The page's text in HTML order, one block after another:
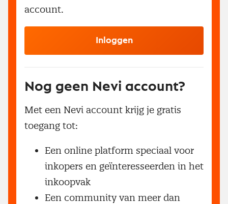
account.
Inloggen
Nog geen Nevi account?
Met een Nevi account krijg je gratis
toegang tot:
Een online platform speciaal voor
inkopers en geïnteresseerden in het
inkoopvak
Een community van meer dan